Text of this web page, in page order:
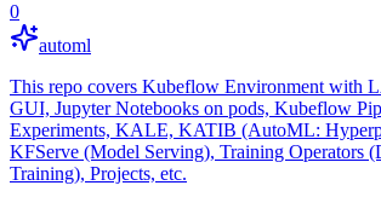
0
automl
This repo covers Kubeflow Environment with
GUI, Jupyter Notebooks on pods, Kubeflow
Experiments, KALE, KATIB (AutoML:
KFServe (Model Serving), Training Operators
Training), Projects, etc.